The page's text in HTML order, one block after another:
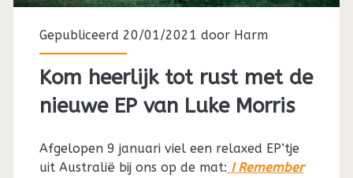
Gepubliceerd 20/01/2021 door Harm
Kom heerlijk tot rust met de
nieuwe EP van Luke Morris
Afgelopen 9 januari viel een relaxed EP’tje
uit Australië bij ons op de mat: I Remember